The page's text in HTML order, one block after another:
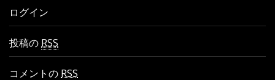
ログイン
投稿の RSS
コメントの RSS